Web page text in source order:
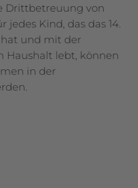
Drittbetreuung von
Kind, das das 14.
und mit der
Haushalt lebt, können
in der